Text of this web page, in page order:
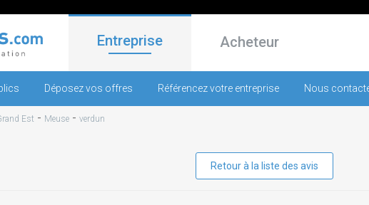
Entreprise Acheteur
Déposez vos offres Référencez votre entreprise Nous
Est - Meuse - verdun
Retour à la liste des avis